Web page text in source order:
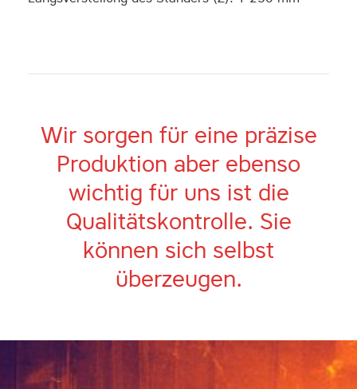
Wir sorgen für eine präzise
Produktion aber ebenso
wichtig für uns ist die
Qualitätskontrolle. Sie
können sich selbst
überzeugen.